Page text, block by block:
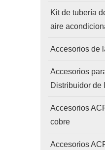
Kit de tubería
aire
Accesorios de
Accesorios
Distribuidor de
Accesorios
cobre
Accesorios